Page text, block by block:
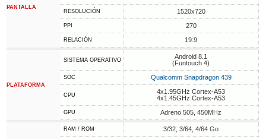
PANTALLA
RESOLUCIÓN 1520x720
PPI 270
RELACIÓN 19:9
PLATAFORMA
SISTEMA OPERATIVO
Android 8.1
(Funtouch 4)
SOC Qualcomm Snapdragon 439
CPU
4x1.95GHz Cortex-A53
4x1.45GHz Cortex-A53
GPU Adreno 505, 450MHz
RAM / ROM 3/32, 3/64, 4/64 Go